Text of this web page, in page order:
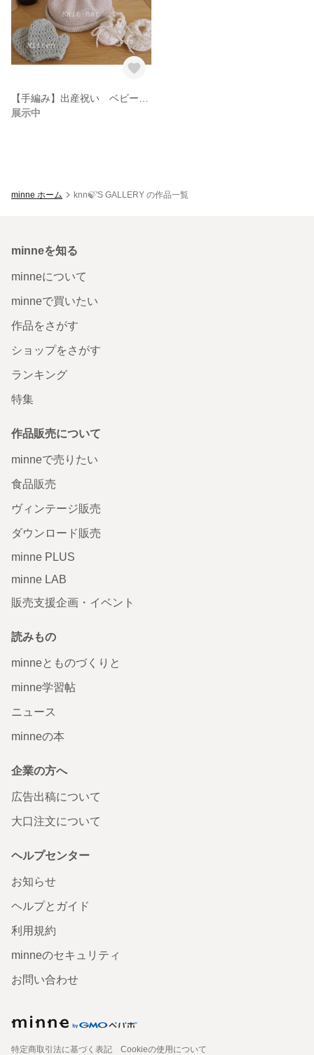
展示中
minne ホーム knn🍃'S GALLERY の作品一覧
minneを知る
minneについて
minneで買いたい
作品をさがす
ショップをさがす
ランキング
特集
作品販売について
minneで売りたい
食品販売
ヴィンテージ販売
ダウンロード販売
minne PLUS
minne LAB
販売支援企画・イベント
読みもの
minneとものづくりと
minne学習帖
ニュース
minneの本
企業の方へ
広告出稿について
大口注文について
ヘルプセンター
お知らせ
ヘルプとガイド
利用規約
minneのセキュリティ
お問い合わせ
特定商取引法に基づく表記
Cookieの使用について